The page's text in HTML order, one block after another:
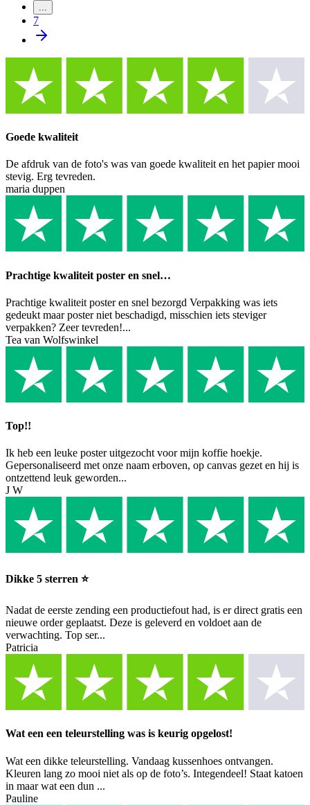
7
Goede kwaliteit
De afdruk van de foto's was van goede kwaliteit en het papier mooi
stevig. Erg tevreden.
maria duppen
Prachtige kwaliteit poster en snel…
Prachtige kwaliteit poster en snel bezorgd Verpakking was iets
gedeukt maar poster niet beschadigd, misschien iets steviger
verpakken? Zeer tevreden!...
Tea van Wolfswinkel
Top!!
Ik heb een leuke poster uitgezocht voor mijn koffie hoekje.
Gepersonaliseerd met onze naam erboven, op canvas gezet en hij is
ontzettend leuk geworden...
J W
Dikke 5 sterren ⭐️
Nadat de eerste zending een productiefout had, is er direct gratis een
nieuwe order geplaatst. Deze is geleverd en voldoet aan de
verwachting. Top ser...
Patricia
Wat een een teleurstelling was is keurig opgelost!
Wat een dikke teleurstelling. Vandaag kussenhoes ontvangen.
Kleuren lang zo mooi niet als op de foto’s. Integendeel! Staat katoen
in maar wat een dun ...
Pauline